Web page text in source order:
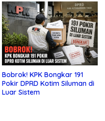
Bobrok! KPK Bongkar 191
Pokir DPRD Kotim Siluman di
Luar Sistem